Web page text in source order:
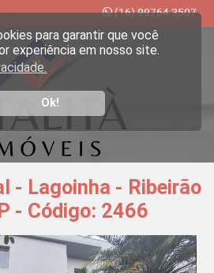
para garantir que você
experiência em nosso site.
Ok!
(16) 99764.3507
Ribeirão Preto - Vitalità Imóveis
- Lagoinha - Ribeirão
- Código: 2466